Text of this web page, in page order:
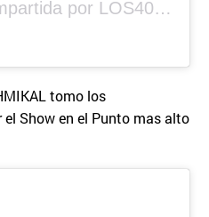
Una publicación compartida por LOS40 Panamá (@los40panama)
tomo los
Show en el Punto mas alto